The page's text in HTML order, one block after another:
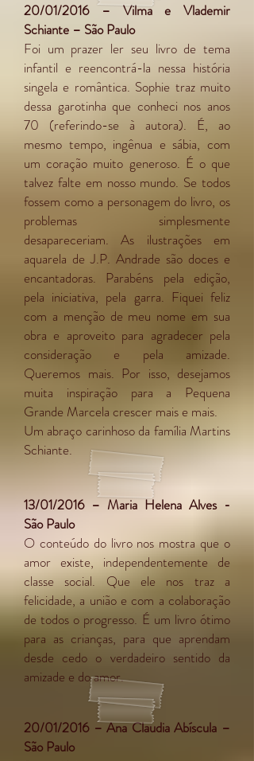
20/01/2016 – Vilma e Vlademir
Schiante – São Paulo
Foi um prazer ler seu livro de tema
infantil e reencontrá-la nessa história
singela e romântica. Sophie traz muito
dessa garotinha que conheci nos anos
70 (referindo-se à autora). É, ao
mesmo tempo, ingênua e sábia, com
um coração muito generoso. É o que
talvez falte em nosso mundo. Se todos
fossem como a personagem do livro, os
problemas simplesmente
desapareceriam. As ilustrações em
aquarela de J.P. Andrade são doces e
encantadoras. Parabéns pela edição,
pela iniciativa, pela garra. Fiquei feliz
com a menção de meu nome em sua
obra e aproveito para agradecer pela
consideração e pela amizade.
Queremos mais. Por isso, desejamos
muita inspiração para a Pequena
Grande Marcela crescer mais e mais.
Um abraço carinhoso da família Martins
Schiante.
13/01/2016 – Maria Helena Alves -
São Paulo
O conteúdo do livro nos mostra que o
amor existe, independentemente de
classe social. Que ele nos traz a
felicidade, a união e com a colaboração
de todos o progresso. É um livro ótimo
para as crianças, para que aprendam
desde cedo o verdadeiro sentido da
amizade e do amor.
20/01/2016 – Ana Claudia Abíscula –
São Paulo